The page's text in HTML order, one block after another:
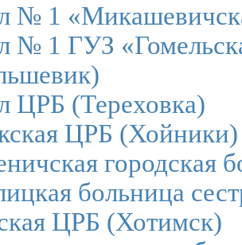
№ 1
№ 1 ГУЗ
ЦРБ (Тереховка)
ЦРБ (Хойники)
городская
больница
ЦРБ (Хотимск)